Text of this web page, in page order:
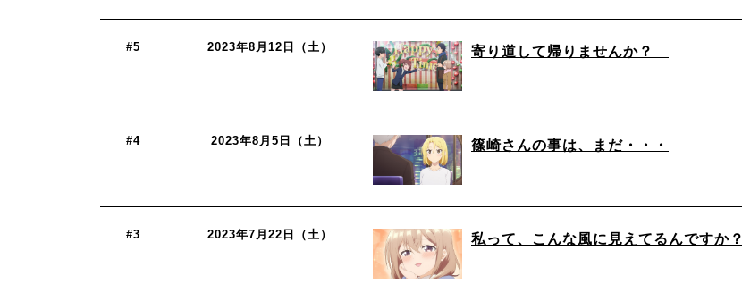
#5 2023年8月12日（土） 寄り道して帰りませんか？
#4 2023年8月5日（土） 篠崎さんの事は、まだ・・・
#3 2023年7月22日（土） 私って、こんな風に見えてるんですか？